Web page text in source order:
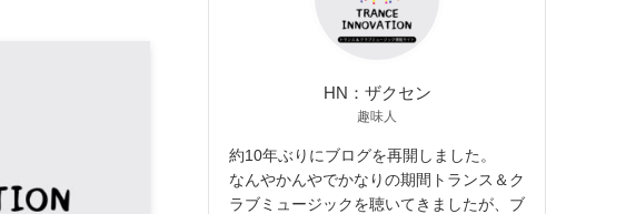
HN：ザクセン
趣味人
約10年ぶりにブログを再開しました。
なんやかんやでかなりの期間トランス＆ク
ラブミュージックを聴いてきましたが、ブ